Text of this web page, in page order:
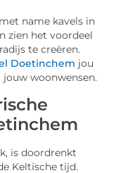
name kavels in
zien het voordeel
te creëren.
Doetinchem jou
woonwensen.
is doordrenkt
Keltische tijd.